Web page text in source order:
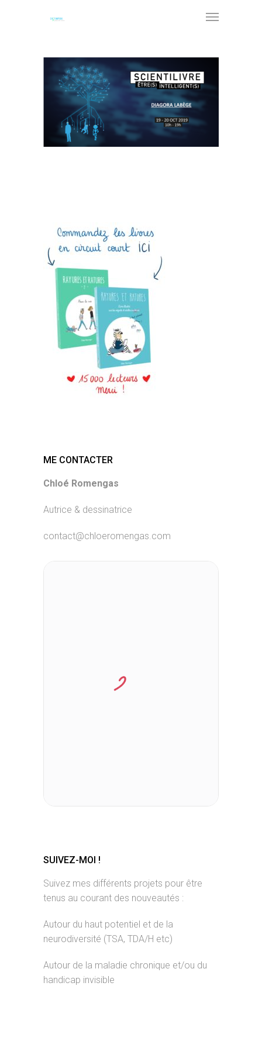
ME CONTACTER
Chloé Romengas
Autrice & dessinatrice
contact@chloeromengas.com
SUIVEZ-MOI !
Suivez mes différents projets pour être
tenus au courant des nouveautés :
Autour du haut potentiel et de la
neurodiversité (TSA, TDA/H etc)
Autour de la maladie chronique et/ou du
handicap invisible